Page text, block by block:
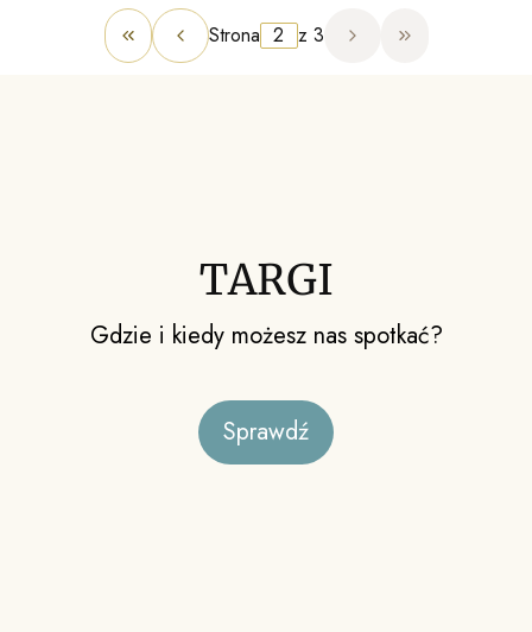
Wróć do pierwszej strony z produktami
Strona z 3 Przejdź do
TARGI
Gdzie i kiedy możesz nas spotkać?
Sprawdź